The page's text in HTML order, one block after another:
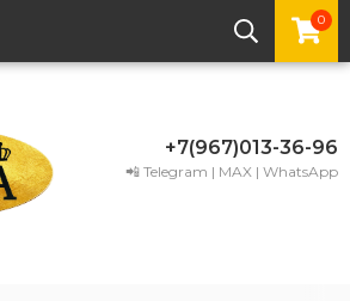
0
+7(967)013-36-96
📲 Telegram | MAX | WhatsApp